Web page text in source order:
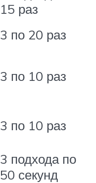
15 раз
3 по 20 раз
3 по 10 раз
3 по 10 раз
3 подхода по
50 секунд